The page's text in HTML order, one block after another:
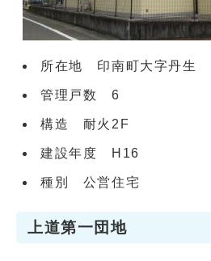
所在地 印南町大字丹生
管理戸数 6
構造 耐火2F
建設年度 H16
種別 公営住宅
上道第一団地